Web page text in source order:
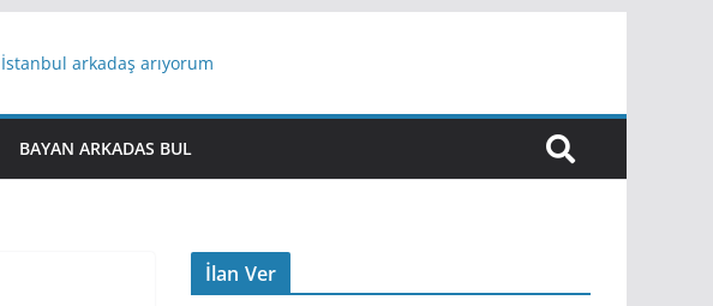
İstanbul arkadaş arıyorum
Yeni Bir Aşk Lazım
iş arayanlara iş
BAYAN ARKADAS BUL
İlan Ver